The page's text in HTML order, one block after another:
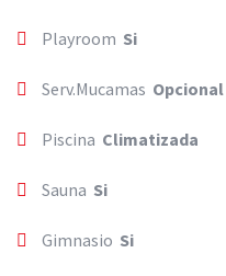
Playroom Si
Serv.Mucamas Opcional
Piscina Climatizada
Sauna Si
Gimnasio Si